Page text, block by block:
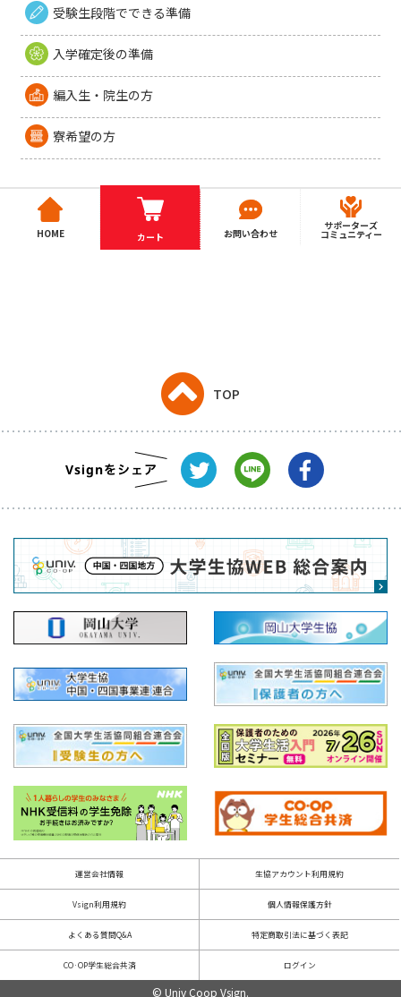
受験生段階でできる準備
入学確定後の準備
編入生・院生の方
寮希望の方
HOME カート お問い合わせ
サポーターズ
コミュニティー
TOP
運営会社情報 生協アカウント利用規約
Vsign利用規約 個人情報保護方針
よくある質問Q&A 特定商取引法に基づく表記
CO·OP学生総合共済 ログイン
© Univ Coop Vsign.